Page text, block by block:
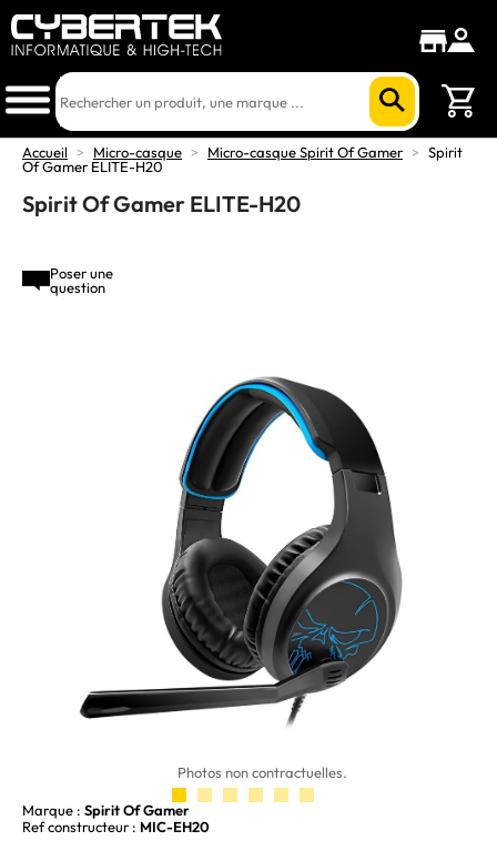
Accueil > Micro-casque > Micro-casque Spirit Of Gamer > Spirit
Of Gamer ELITE-H20
Spirit Of Gamer ELITE-H20
Poser une
question
Photos non contractuelles.
Marque : Spirit Of Gamer
Ref constructeur : MIC-EH20